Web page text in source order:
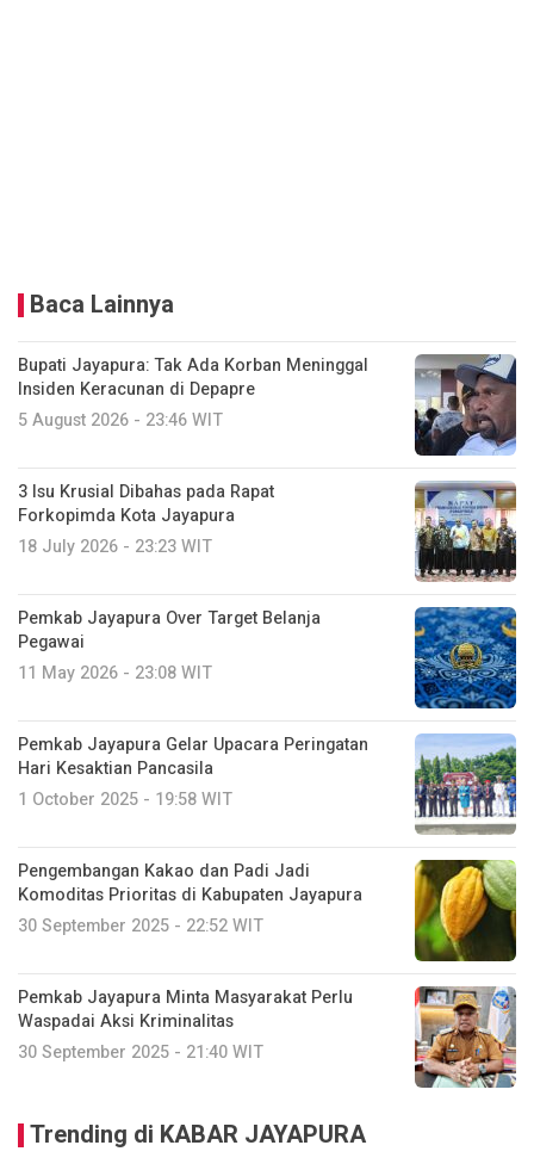
Baca Lainnya
Bupati Jayapura: Tak Ada Korban Meninggal
Insiden Keracunan di Depapre
5 August 2026 - 23:46 WIT
3 Isu Krusial Dibahas pada Rapat
Forkopimda Kota Jayapura
18 July 2026 - 23:23 WIT
Pemkab Jayapura Over Target Belanja
Pegawai
11 May 2026 - 23:08 WIT
Pemkab Jayapura Gelar Upacara Peringatan
Hari Kesaktian Pancasila
1 October 2025 - 19:58 WIT
Pengembangan Kakao dan Padi Jadi
Komoditas Prioritas di Kabupaten Jayapura
30 September 2025 - 22:52 WIT
Pemkab Jayapura Minta Masyarakat Perlu
Waspadai Aksi Kriminalitas
30 September 2025 - 21:40 WIT
Trending di KABAR JAYAPURA